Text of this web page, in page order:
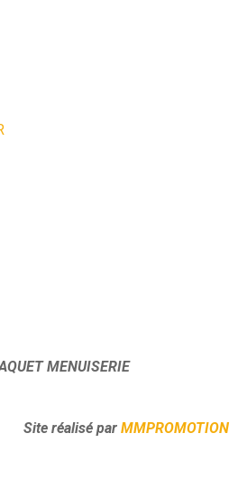
MENUISERIE
Site réalisé par MMPROMOTION